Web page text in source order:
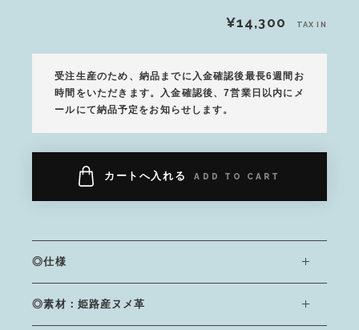
¥14,300 TAX IN
受注生産のため、納品までに入金確認後最長6週間お
時間をいただきます。入金確認後、7営業日以内にメ
ールにて納品予定をお知らせします。
カートへ入れる ADD TO CART
◎仕様
◎素材：姫路産ヌメ革